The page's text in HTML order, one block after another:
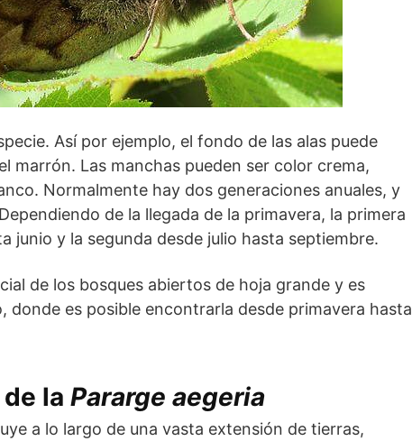
Así por ejemplo, el fondo de las alas puede
marrón. Las manchas pueden ser color crema,
Normalmente hay dos generaciones anuales, y
de la llegada de la primavera, la primera
junio y la segunda desde julio hasta septiembre.
de los bosques abiertos de hoja grande y es
es posible encontrarla desde primavera hasta
la Pararge aegeria
a lo largo de una vasta extensión de tierras,